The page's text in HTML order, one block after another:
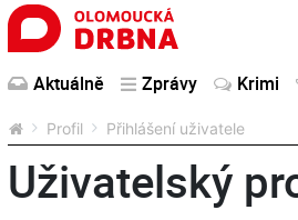
Aktuálně Zprávy Krimi
Profil Přihlášení uživatele
Uživatelský